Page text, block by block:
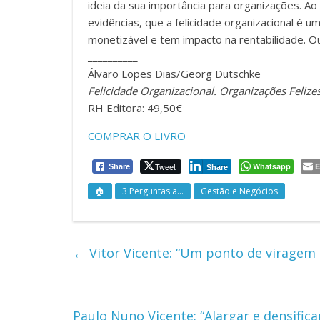
ideia da sua importância para organizações.
evidências, que a felicidade organizacional é
monetizável e tem impacto na rentabilidade.
Álvaro Lopes Dias/Georg Dutschke
Felicidade Organizacional. Organizações
RH Editora: 49,50€
COMPRAR O LIVRO
Share Tweet Share Whatsapp
🏠 3 Perguntas a... Gestão e Negócios
← Vitor Vicente: “Um ponto de viragem
Paulo Nuno Vicente: “Alargar e